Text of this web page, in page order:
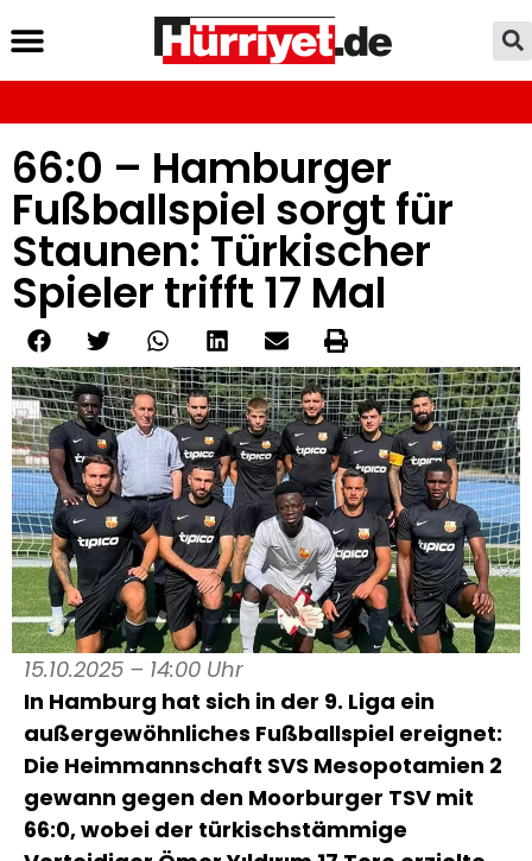
66:0 – Hamburger
Fußballspiel sorgt für
Staunen: Türkischer
Spieler trifft 17 Mal
15.10.2025 – 14:00 Uhr
In Hamburg hat sich in der 9. Liga ein
außergewöhnliches Fußballspiel ereignet:
Die Heimmannschaft SVS Mesopotamien 2
gewann gegen den Moorburger TSV mit
66:0, wobei der türkischstämmige